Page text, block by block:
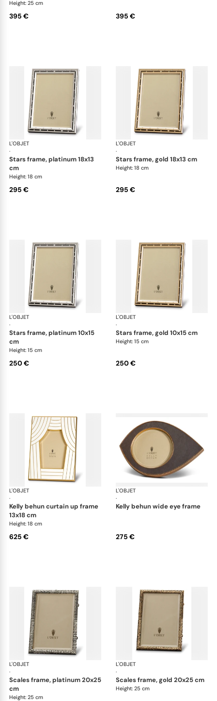
Height: 25 cm
395 € 395 €
L'OBJET
·
Picture Frames
stars frame, platinum 18x13
cm
Height: 18 cm
295 €
L'OBJET
·
stars frame, gold 18x13 cm
Height: 18 cm
295 €
L'OBJET
·
Picture Frames
stars frame, platinum 10x15
cm
Height: 15 cm
250 €
L'OBJET
·
stars frame, gold 10x15 cm
Height: 15 cm
250 €
L'OBJET
·
Picture Frames
kelly behun curtain up frame
13x18 cm
Height: 18 cm
625 €
L'OBJET
·
kelly behun wide eye frame
275 €
L'OBJET
·
Picture Frames
scales frame, platinum 20x25
cm
Height: 25 cm
L'OBJET
·
scales frame, gold 20x25 cm
Height: 25 cm